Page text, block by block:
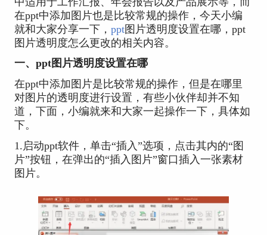
在ppt中添加图片也是比较常规的操作，今天小编
就和大家分享一下， ppt图片透明度设置在哪，ppt
图片透明度怎么更改的相关内容。
一、ppt图片透明度设置在哪
在ppt中添加图片是比较常规的操作，但是在哪里
对图片的透明度进行设置，有些小伙伴却并不知
道，下面，小编就来和大家一起操作一下，具体如
下。
1.启动ppt软件，单击“插入”选项，点击其内的“图
片”按钮，在弹出的“插入图片”窗口插入一张素材
图片。